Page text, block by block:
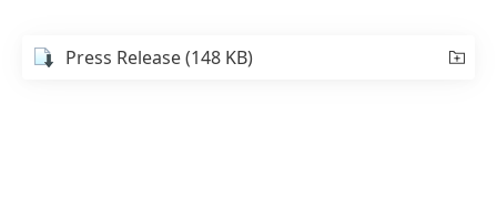
Press Release(148 KB)